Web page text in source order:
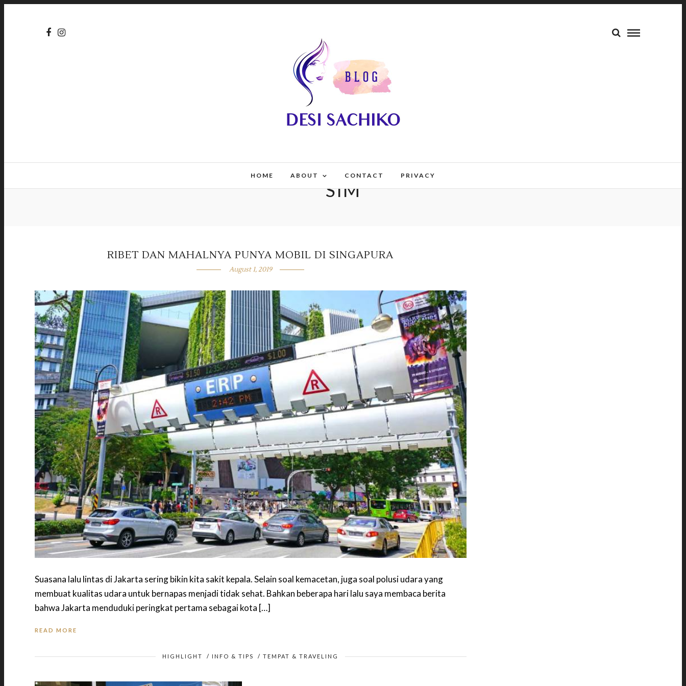
HOME ABOUT CONTACT PRIVACY
SIM
RIBET DAN MAHALNYA PUNYA MOBIL DI SINGAPURA
August 1, 2019
Suasana lalu lintas di Jakarta sering bikin kita sakit kepala. Selain soal kemacetan, juga soal polusi udara yang
membuat kualitas udara untuk bernapas menjadi tidak sehat. Bahkan beberapa hari lalu saya membaca berita
bahwa Jakarta menduduki peringkat pertama sebagai kota […]
READ MORE
HIGHLIGHT / INFO & TIPS /TEMPAT & TRAVELING